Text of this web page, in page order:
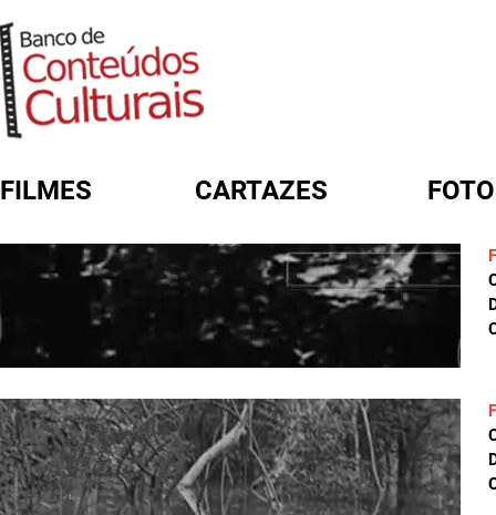
FILMES CARTAZES
FORMULÁRIO DE BUSCA